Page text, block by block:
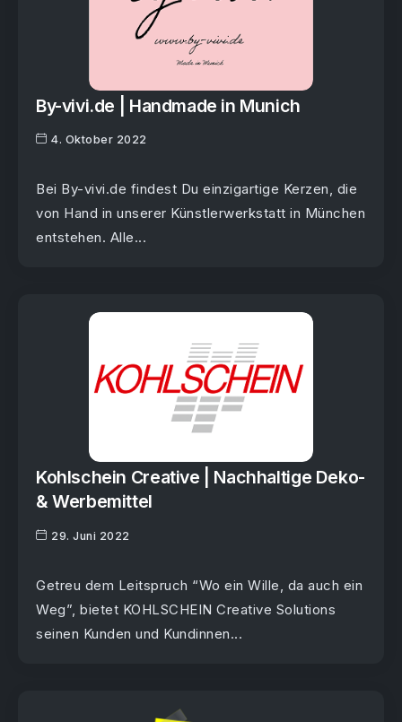
By-vivi.de | Handmade in Munich
4. Oktober 2022
Bei By-vivi.de findest Du einzigartige Kerzen, die
von Hand in unserer Künstlerwerkstatt in München
entstehen. Alle...
Kohlschein Creative | Nachhaltige Deko-
& Werbemittel
29. Juni 2022
Getreu dem Leitspruch “Wo ein Wille, da auch ein
Weg”, bietet KOHLSCHEIN Creative Solutions
seinen Kunden und Kundinnen...